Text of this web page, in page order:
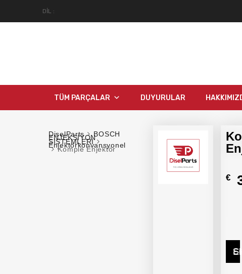
DIL :
TÜM PARÇALAR DUYURULAR
DiselParts BOSCH
ENJEKSİYON
SİSTEMLERİ
Enjektörkonvansyonel
Komple Enjektör
€